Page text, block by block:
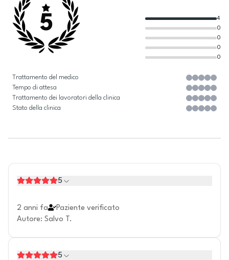
5
0
0
0
0
4
Trattamento del medico
Tempo di attesa
Trattamento dei lavoratori della clinica
Stato della clinica
5
2 anni fa
Paziente verificato
Autore: Salvo T.
5